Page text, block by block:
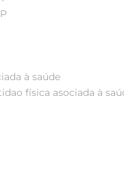
à saúde
física asociada à